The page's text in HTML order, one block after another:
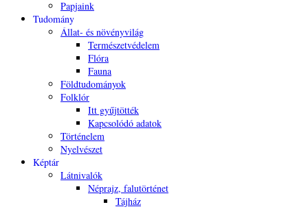
Papjaink
Tudomány
Állat- és növényvilág
Természetvédelem
Flóra
Fauna
Földtudományok
Folklór
Itt gyűjtötték
Kapcsolódó adatok
Történelem
Nyelvészet
Képtár
Látnivalók
Néprajz, falutörténet
Tájház